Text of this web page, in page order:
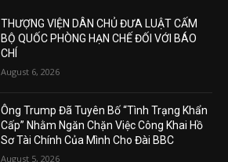
THƯỢNG VIỆN DÂN CHỦ ĐƯA LUẬT CẤM
BỘ QUỐC PHÒNG HẠN CHẾ ĐỐI VỚI BÁO
CHÍ
August 6, 2026
Ông Trump Đã Tuyên Bố “Tình Trạng Khẩn
Cấp” Nhằm Ngăn Chặn Việc Công Khai Hồ
Sơ Tài Chính Của Mình Cho Đài BBC
August 5, 2026